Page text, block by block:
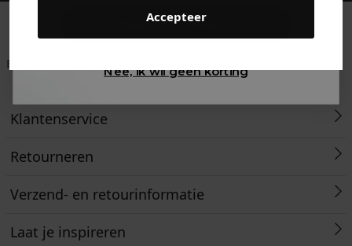
Accepteer
Betaal achteraf met
is morgen in huis!*
ons met een 9,6!
Klantenservice
Retourneren
Verzend- en retourinformatie
Laat je inspireren
Gewoon rondkijken
Nee, ik wil geen korting